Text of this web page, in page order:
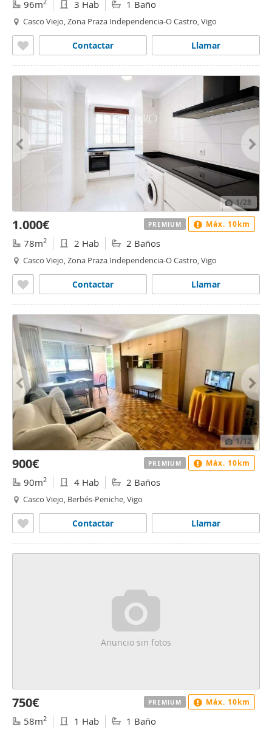
96m 3 Hab 1 Baño
Casco Viejo, Zona Praza Independencia-O Castro, Vigo
Llamar
Contactar
1/28
1.000€
78m2 2 Hab 2 Baños
Casco Viejo, Zona Praza Independencia-O Castro, Vigo
Llamar
Contactar
PREMIUM Máx. 10km
1/12
900€
90m2 4 Hab 2 Baños
Casco Viejo, Berbés-Peniche, Vigo
Llamar
Contactar
PREMIUM Máx. 10km
Anuncio sin fotos
750€
58m2 1 Hab 1 Baño
PREMIUM Máx. 10km